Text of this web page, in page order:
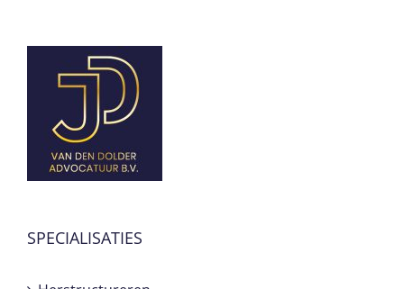
SPECIALISATIES